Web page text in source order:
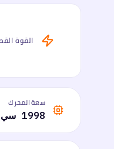
القوة
سعة المحرك
1998 سي سي